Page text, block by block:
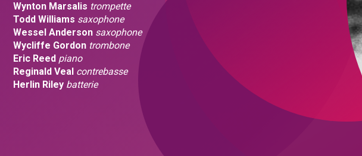
Wynton Marsalis trompette
Todd Williams saxophone
Wessel Anderson saxophone
Wycliffe Gordon trombone
Eric Reed piano
Reginald Veal contrebasse
Herlin Riley batterie